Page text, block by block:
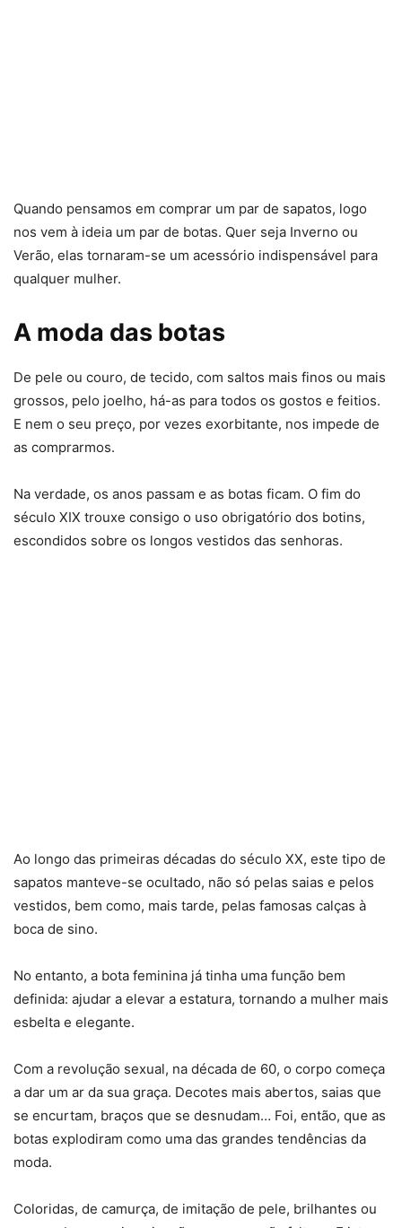
Quando pensamos em comprar um par de sapatos, logo
nos vem à ideia um par de botas. Quer seja Inverno ou
Verão, elas tornaram-se um acessório indispensável para
qualquer mulher.
A moda das botas
De pele ou couro, de tecido, com saltos mais finos ou mais
grossos, pelo joelho, há-as para todos os gostos e feitios.
E nem o seu preço, por vezes exorbitante, nos impede de
as comprarmos.
Na verdade, os anos passam e as botas ficam. O fim do
século XIX trouxe consigo o uso obrigatório dos botins,
escondidos sobre os longos vestidos das senhoras.
Ao longo das primeiras décadas do século XX, este tipo de
sapatos manteve-se ocultado, não só pelas saias e pelos
vestidos, bem como, mais tarde, pelas famosas calças à
boca de sino.
No entanto, a bota feminina já tinha uma função bem
definida: ajudar a elevar a estatura, tornando a mulher mais
esbelta e elegante.
Com a revolução sexual, na década de 60, o corpo começa
a dar um ar da sua graça. Decotes mais abertos, saias que
se encurtam, braços que se desnudam… Foi, então, que as
botas explodiram como uma das grandes tendências da
moda.
Coloridas, de camurça, de imitação de pele, brilhantes ou